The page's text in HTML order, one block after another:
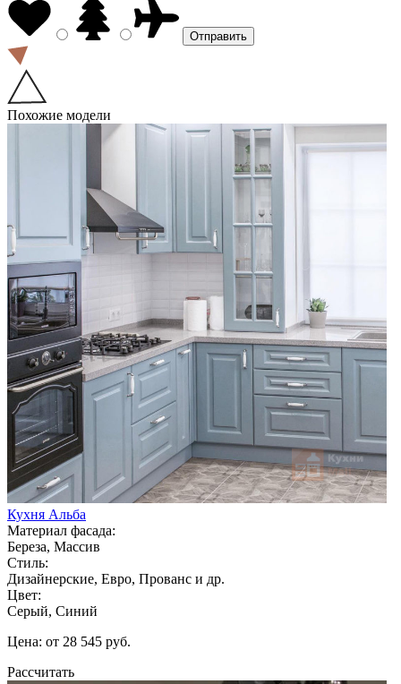
Похожие модели
Кухня Альба
Материал фасада:
Береза, Массив
Стиль:
Дизайнерские, Евро, Прованс и др.
Цвет:
Серый, Синий
Цена: от 28 545 руб.
Рассчитать